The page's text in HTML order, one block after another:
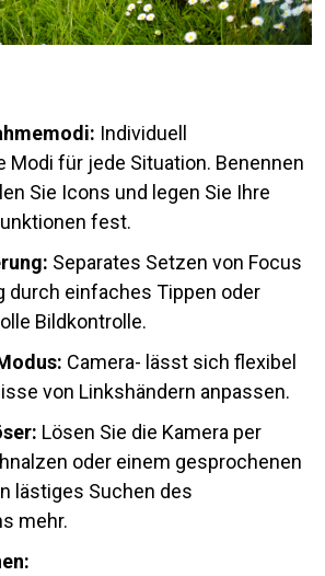
Individuell
Modi für jede Situation. Benennen
Sie Icons und legen Sie Ihre
fest.
Separates Setzen von Focus
durch einfaches Tippen oder
Bildkontrolle.
Camera- lässt sich flexibel
von Linkshändern anpassen.
Lösen Sie die Kamera per
oder einem gesprochenen
lästiges Suchen des
mehr.